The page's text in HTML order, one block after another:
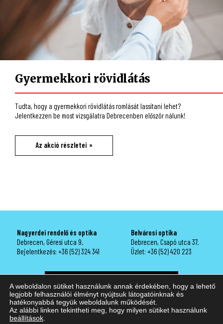
Gyermekkori rövidlátás
Tudta, hogy a gyermekkori rövidlátás romlását lassítani lehet?
Jelentkezzen be most vizsgálatra Debrecenben először nálunk!
Az akció részletei
Nagyerdei rendelő és optika
Debrecen, Géresi utca 9.
Bejelentkezés: +36 (52) 324 341
Belvárosi optika
Debrecen, Csapó utca 37.
Üzlet: +36 (52) 420 223
Copyright. 2019 Junior Optika.
A weboldalon sütiket használunk annak érdekében, hogy a lehető
legjobb felhasználói élményt nyújtsuk látogatóinknak és
hatékonyabbá tegyük weboldalunk működését.
Az alábbi linken tekintheti meg, hogy milyen sütiket használunk
beállítások